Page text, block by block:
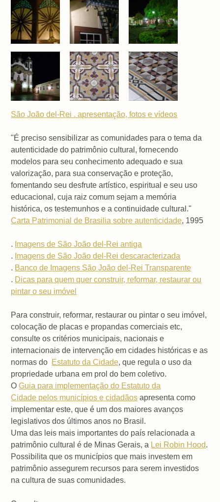
São João del-Rei . apresentação, fotos e vídeos
"É preciso sensibilizar as comunidades para o tema da
autenticidade do patrimônio cultural, fornecendo
modelos para seu conhecimento adequado e sua
valorização, para sua conservação e proteção,
fomentando seu desfrute artístico, espiritual e seu uso
educacional, cuja raiz comum sejam a memória
histórica, os testemunhos e a continuidade cultural."
Carta Patrimonial de Brasilia sobre autenticidade, 1995
. Imagens de São João del-Rei antiga
. Imagens de São João del-Rei descaracterizada
. Banco de Imagens São João del-Rei Transparente
. Dicas para quem quer construir, reformar, restaurar ou
pintar o seu imóvel
Para construir, reformar, restaurar ou pintar o seu imóvel,
colocação de placas e propandas comerciais etc,
consulte os critérios municipais, nacionais e
internacionais de intervenção em cidades históricas e as
normas do Estatuto da Cidade, que regula o uso da
propriedade urbana em prol do bem coletivo.
OGuia para implementação do Estatuto da
Cidade pelos municípios e cidadãos apresenta como
implementar este, que é um dos maiores avanços
legislativos dos últimos anos no Brasil.
Uma das leis mais importantes do país relacionada a
patrimônio cultural é de Minas Gerais, a Lei Robin Hood.
Possibilita que os municípios que mais investem em
patrimônio assegurem recursos para serem investidos
na cultura de suas comunidades.